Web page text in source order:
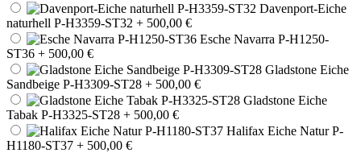
Davenport-Eiche
naturhell P-H3359-ST32 + 500,00 €
Esche Navarra P-H1250-
ST36 + 500,00 €
Gladstone Eiche
Sandbeige P-H3309-ST28 + 500,00 €
Gladstone Eiche
Tabak P-H3325-ST28 + 500,00 €
Halifax Eiche Natur P-
H1180-ST37 + 500,00 €